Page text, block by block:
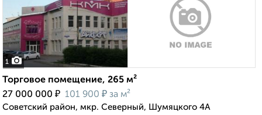
1
Торговое помещение, 265 м²
27 000 000 ₽ 101 900 ₽ за м²
Советский район, мкр. Северный, Шумяцкого 4А